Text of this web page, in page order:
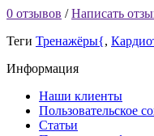
0 отзывов /Написать
Теги Тренажёры{,
Информация
Наши клиенты
Пользовательское
Статьи